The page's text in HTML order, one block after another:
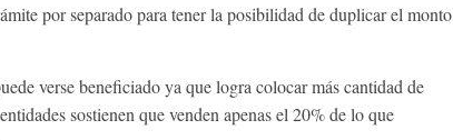
por separado para tener la posibilidad de duplicar el monto
verse beneficiado ya que logra colocar más cantidad de
sostienen que venden apenas el 20% de lo que